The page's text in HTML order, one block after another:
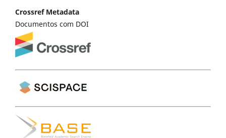
Crossref Metadata
Documentos com DOI